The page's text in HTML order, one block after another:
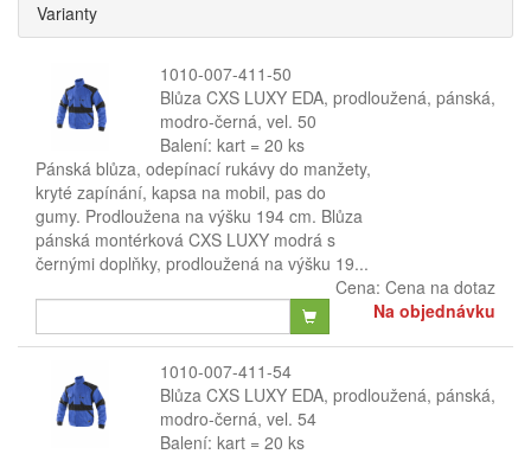
Varianty
1010-007-411-50
Blůza CXS LUXY EDA, prodloužená, pánská,
modro-černá, vel. 50
Balení: kart = 20 ks
Pánská blůza, odepínací rukávy do manžety,
kryté zapínání, kapsa na mobil, pas do
gumy. Prodloužena na výšku 194 cm. Blůza
pánská montérková CXS LUXY modrá s
černými doplňky, prodloužená na výšku 19...
Cena: Cena na dotaz
Na objednávku
1010-007-411-54
Blůza CXS LUXY EDA, prodloužená, pánská,
modro-černá, vel. 54
Balení: kart = 20 ks